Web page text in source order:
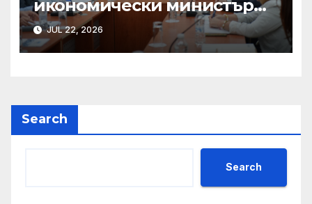
икономически министър
Александър Пулев:
Индустриалните зони са
критичен фактор в
икономическо развитие
JUL 22, 2026
Search
Search